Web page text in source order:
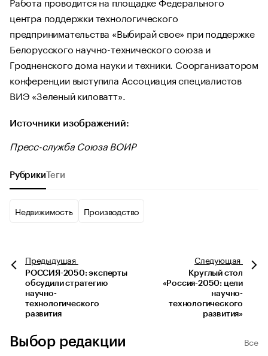
центра поддержки технологического
предпринимательства «Выбирай свое» при поддержке
Белорусского научно-технического союза и
Гродненского дома науки и техники. Соорганизатором
конференции выступила Ассоциация специалистов
ВИЭ «Зеленый киловатт».
Источники изображений:
Пресс-служба Союза ВОИР
Рубрики Теги
Недвижимость Производство
Предыдущая
РОССИЯ-2050: эксперты
обсудили стратегию
научно-
технологического
развития
Следующая
Круглый стол
«Россия-2050: цели
научно-
технологического
развития»
Выбор редакции
Все